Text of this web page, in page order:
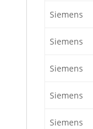
Siemens
Siemens
Siemens
Siemens
Siemens